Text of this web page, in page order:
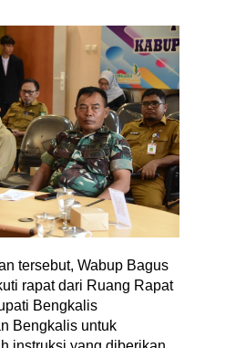
tersebut, Wabup Bagus
rapat dari Ruang Rapat
Bengkalis
Bengkalis untuk